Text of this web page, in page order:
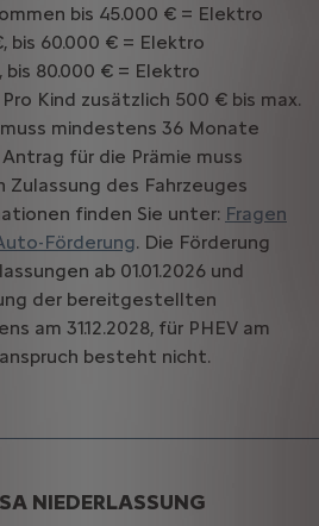
bis 45.000 € = Elektro
bis 60.000 € = Elektro
bis 80.000 € = Elektro
Kind zusätzlich 500 € bis max.
muss mindestens 36 Monate
für die Prämie muss
Zulassung des Fahrzeuges
finden Sie unter: Fragen
Förderung. Die Förderung
ab 01.01.2026 und
der bereitgestellten
am 31.12.2028, für PHEV am
besteht nicht.
NIEDERLASSUNG